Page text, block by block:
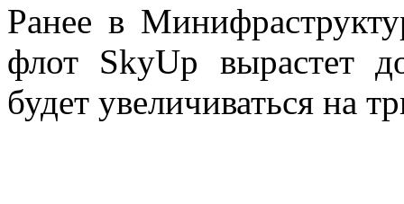
Ранее в
флот SkyUp вырастет
будет увеличиваться на